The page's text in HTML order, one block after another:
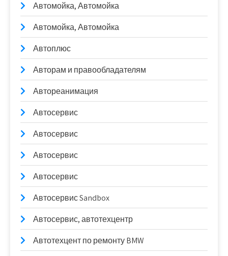
Автомойка, Автомойка
Автомойка, Автомойка
Автоплюс
Авторам и правообладателям
Автореанимация
Автосервис
Автосервис
Автосервис
Автосервис
Автосервис Sandbox
Автосервис, автотехцентр
Автотехцент по ремонту BMW